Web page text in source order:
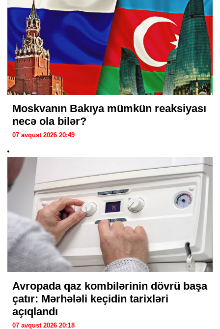
Moskvanın Bakıya mümkün reaksiyası
necə ola bilər?
07 avqust 2026 20:49
Avropada qaz kombilərinin dövrü başa
çatır: Mərhələli keçidin tarixləri
açıqlandı
07 avqust 2026 20:18